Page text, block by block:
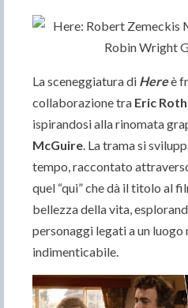
La sceneggiatura di Hereè
collaborazione tra Eric Roth
ispirandosi alla rinomata
McGuire. La trama si
tempo, raccontato
quel “qui” che dà il titolo al
bellezza della vita,
personaggi legati a un luogo
indimenticabile.